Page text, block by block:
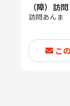
（障）
訪問あんま
こ